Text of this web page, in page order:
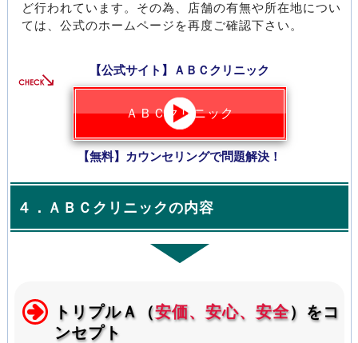
ど行われています。その為、店舗の有無や所在地につい
ては、公式のホームページを再度ご確認下さい。
【公式サイト】ＡＢＣクリニック
ＡＢＣクリニック
【無料】カウンセリングで問題解決！
４．ＡＢＣクリニックの内容
トリプルＡ（安価、安心、安全）をコ
ンセプト